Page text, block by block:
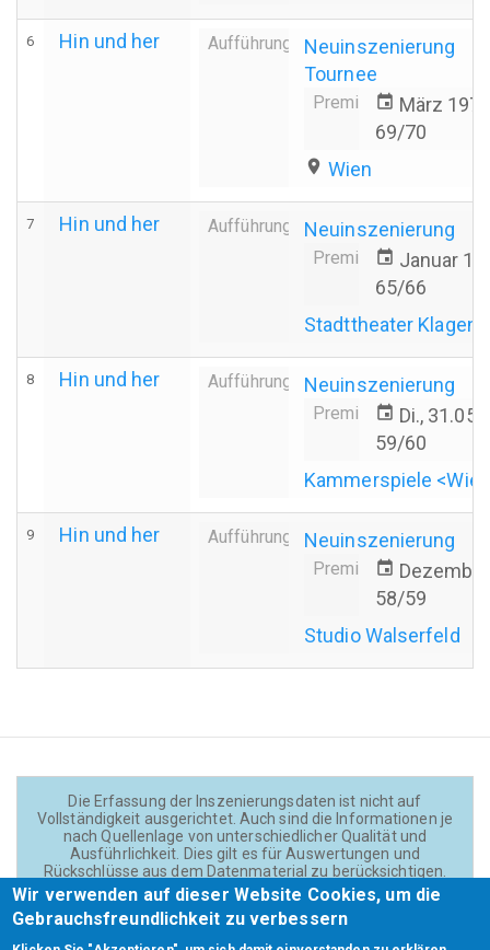
6 Hin und her Aufführung
Neuinszenierung
Tournee
Premiereevent März
69/70
place Wien
7 Hin und her Aufführung Neuinszenierung
Premiereevent Januar
65/66
Stadttheater
8 Hin und her Aufführung Neuinszenierung
Premiereevent Di.,
59/60
Kammerspiele
9 Hin und her Aufführung Neuinszenierung
Premiereevent
58/59
Studio Walserfeld
Die Erfassung der Inszenierungsdaten ist nicht auf
Vollständigkeit ausgerichtet. Auch sind die Informationen je
nach Quellenlage von unterschiedlicher Qualität und
Ausführlichkeit. Dies gilt es für Auswertungen und
Rückschlüsse aus dem Datenmaterial zu berücksichtigen.
Daten und Texte auf der Website sind - wenn nicht anders
angegeben - lizensiert unterCC BY 4.0(Creator:
Theadok.at).
Wir verwenden auf dieser Website Cookies, um die
Gebrauchsfreundlichkeit zu verbessern